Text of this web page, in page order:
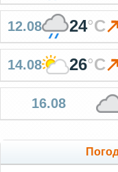
12.08 24°C
14.08 26°C
16.08